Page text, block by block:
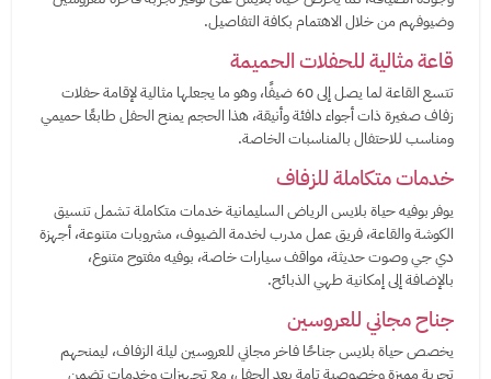
وضيوفهم من خلال الاهتمام بكافة التفاصيل.
قاعة مثالية للحفلات الحميمة
تتسع القاعة لما يصل إلى 60 ضيفًا، وهو ما يجعلها مثالية لإقامة حفلات
زفاف صغيرة ذات أجواء دافئة وأنيقة، هذا الحجم يمنح الحفل طابعًا حميمي
ومناسب للاحتفال بالمناسبات الخاصة.
خدمات متكاملة للزفاف
يوفر بوفيه حياة بلايس الرياض السليمانية خدمات متكاملة تشمل تنسيق
الكوشة والقاعة، فريق عمل مدرب لخدمة الضيوف، مشروبات متنوعة، أجهزة
دي جي وصوت حديثة، مواقف سيارات خاصة، بوفيه مفتوح متنوع،
بالإضافة إلى إمكانية طهي الذبائح.
جناح مجاني للعروسين
يخصص حياة بلايس جناحًا فاخر مجاني للعروسين ليلة الزفاف، ليمنحهم